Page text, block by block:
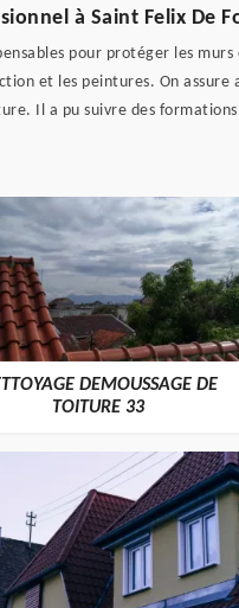
à Saint Felix De
pour protéger les
et les peintures. On
Il a pu suivre des
DEMOUSSAGE DE
TOITURE 33